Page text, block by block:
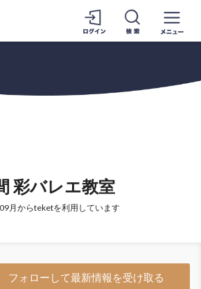
彩バレエ教室
月からteketを利用しています
フォローして最新情報を受け取る